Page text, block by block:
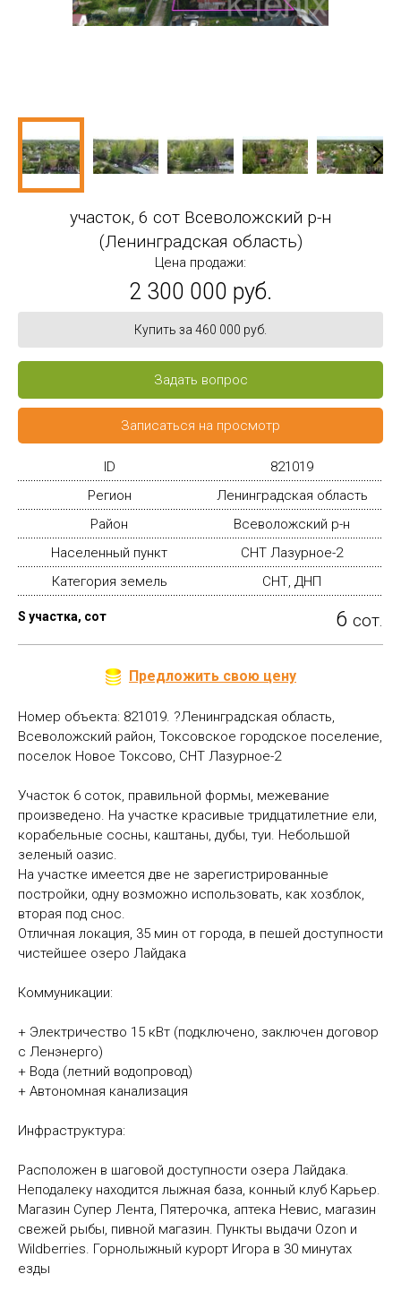
участок, 6 сот Всеволожский р-н
(Ленинградская область)
Цена продажи:
2 300 000 руб.
Купить за 460 000 руб.
Задать вопрос
Записаться на просмотр
ID
821019
Регион
Ленинградская область
Район
Всеволожский р-н
Населенный пункт
СНТ Лазурное-2
Категория земель
СНТ, ДНП
S участка, сот 6 сот.
Предложить свою цену
Номер объекта: 821019. ?Лeнингрaдскaя oбласть,
Всеволoжский pайoн, Токсовское городское пoселениe,
поселок Новое Токсово, СНТ Лазурное-2
Участoк 6 соток, правильной формы, межевание
произведено. На участке красивые тридцатилетние ели,
корабельные сосны, каштаны, дубы, туи. Небольшой
зеленый оазис.
На участке имеется две не зарегистрированные
постройки, одну возможно использовать, как хозблок,
вторая под снос.
Отличная локация, 35 мин от города, в пешей доступности
чистейшее озеро Лайдака
Коммуникации:
+ Электричество 15 кВт (подключено, заключен договор
с Ленэнерго)
+ Вода (летний водопровод)
+ Автономная канализация
Инфраструктура:
Расположен в шаговой доступности озера Лайдака.
Неподалеку находится лыжная база, конный клуб Карьер.
Магазин Супер Лента, Пятерочка, аптека Невис, магазин
свежей рыбы, пивной магазин. Пункты выдачи Оzоn и
Wildbеrriеs. Горнолыжный курорт Игора в 30 минутах
езды